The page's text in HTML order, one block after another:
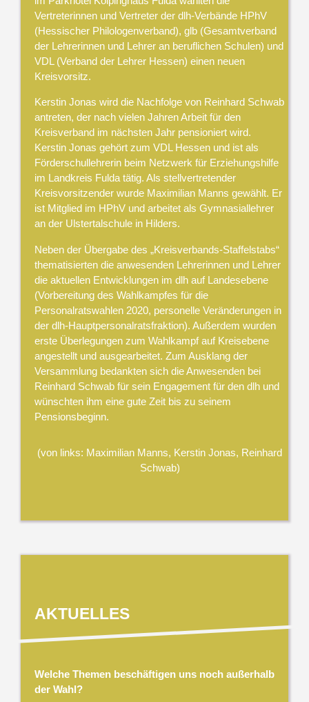
Vertreterinnen und Vertreter der dlh-Verbände HPhV
(Hessischer Philologenverband), glb (Gesamtverband
der Lehrerinnen und Lehrer an beruflichen Schulen) und
VDL (Verband der Lehrer Hessen) einen neuen
Kreisvorsitz.
Kerstin Jonas wird die Nachfolge von Reinhard Schwab
antreten, der nach vielen Jahren Arbeit für den
Kreisverband im nächsten Jahr pensioniert wird.
Kerstin Jonas gehört zum VDL Hessen und ist als
Förderschullehrerin beim Netzwerk für Erziehungshilfe
im Landkreis Fulda tätig. Als stellvertretender
Kreisvorsitzender wurde Maximilian Manns gewählt. Er
ist Mitglied im HPhV und arbeitet als Gymnasiallehrer
an der Ulstertalschule in Hilders.
Neben der Übergabe des „Kreisverbands-Staffelstabs“
thematisierten die anwesenden Lehrerinnen und Lehrer
die aktuellen Entwicklungen im dlh auf Landesebene
(Vorbereitung des Wahlkampfes für die
Personalratswahlen 2020, personelle Veränderungen in
der dlh-Hauptpersonalratsfraktion). Außerdem wurden
erste Überlegungen zum Wahlkampf auf Kreisebene
angestellt und ausgearbeitet. Zum Ausklang der
Versammlung bedankten sich die Anwesenden bei
Reinhard Schwab für sein Engagement für den dlh und
wünschten ihm eine gute Zeit bis zu seinem
Pensionsbeginn.
(von links: Maximilian Manns, Kerstin Jonas, Reinhard
Schwab)
AKTUELLES
Welche Themen beschäftigen uns noch außerhalb
der Wahl?